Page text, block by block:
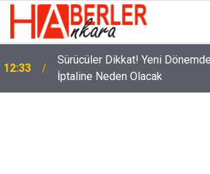
12:13
Eminevim, Katılımevim,
Karar! Teslim Süresi Uzadı,